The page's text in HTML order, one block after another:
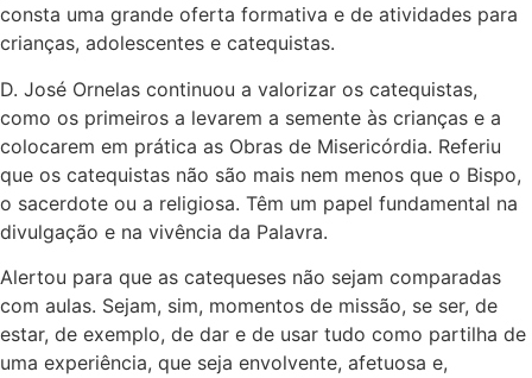
consta uma grande oferta formativa e de atividades para
crianças, adolescentes e catequistas.
D. José Ornelas continuou a valorizar os catequistas,
como os primeiros a levarem a semente às crianças e a
colocarem em prática as Obras de Misericórdia. Referiu
que os catequistas não são mais nem menos que o Bispo,
o sacerdote ou a religiosa. Têm um papel fundamental na
divulgação e na vivência da Palavra.
Alertou para que as catequeses não sejam comparadas
com aulas. Sejam, sim, momentos de missão, se ser, de
estar, de exemplo, de dar e de usar tudo como partilha de
uma experiência, que seja envolvente, afetuosa e,